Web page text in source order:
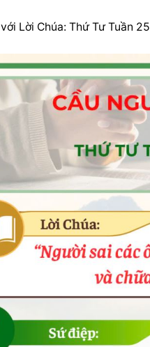
với Lời Chúa: Thứ Tư Tuần 25